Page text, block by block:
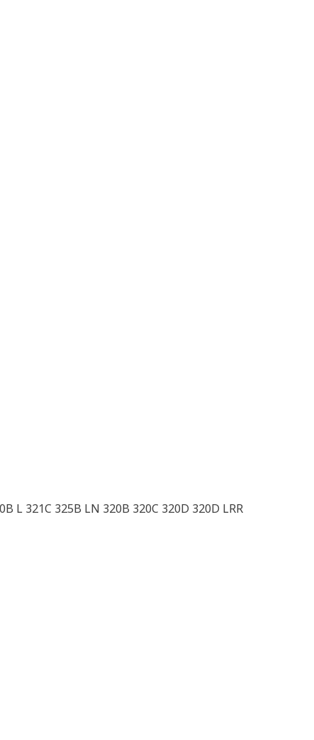
L 321C 325B LN 320B 320C 320D 320D LRR